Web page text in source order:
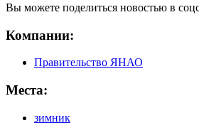
Вы можете поделиться новостью в
Компании:
Правительство ЯНАО
Места:
зимник